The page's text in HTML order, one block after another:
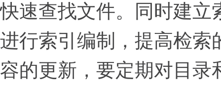
快速查找文件。同时建立
进行索引编制，提高检索
容的更新，要定期对目录